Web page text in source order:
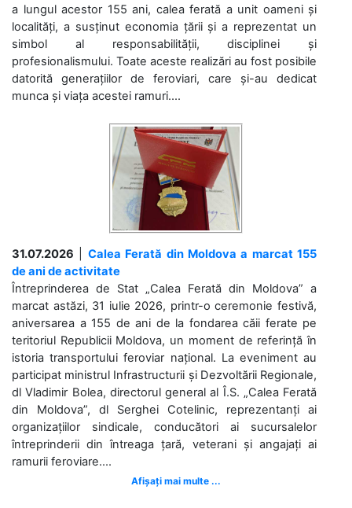
a lungul acestor 155 ani, calea ferată a unit oameni și
localități, a susținut economia țării și a reprezentat un
simbol al responsabilității, disciplinei și
profesionalismului. Toate aceste realizări au fost posibile
datorită generațiilor de feroviari, care și-au dedicat
munca și viața acestei ramuri....
31.07.2026
Calea Ferată din Moldova a marcat 155
de ani de activitate
Întreprinderea de Stat „Calea Ferată din Moldova” a
marcat astăzi, 31 iulie 2026, printr-o ceremonie festivă,
aniversarea a 155 de ani de la fondarea căii ferate pe
teritoriul Republicii Moldova, un moment de referință în
istoria transportului feroviar național. La eveniment au
participat ministrul Infrastructurii și Dezvoltării Regionale,
dl Vladimir Bolea, directorul general al Î.S. „Calea Ferată
din Moldova”, dl Serghei Cotelinic, reprezentanți ai
organizațiilor sindicale, conducători ai sucursalelor
întreprinderii din întreaga țară, veterani și angajați ai
ramurii feroviare....
Afișați mai multe ...